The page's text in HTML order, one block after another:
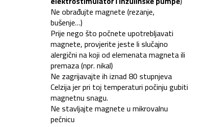
Ne obrađujte magnete (rezanje,
bušenje…)
Prije nego što počnete upotrebljavati
magnete, provjerite jeste li slučajno
alergični na koji od elemenata magneta ili
premaza (npr. nikal)
Ne zagrijavajte ih iznad 80 stupnjeva
Celzija jer pri toj temperaturi počinju gubiti
magnetnu snagu.
Ne stavljajte magnete u mikrovalnu
pećnicu